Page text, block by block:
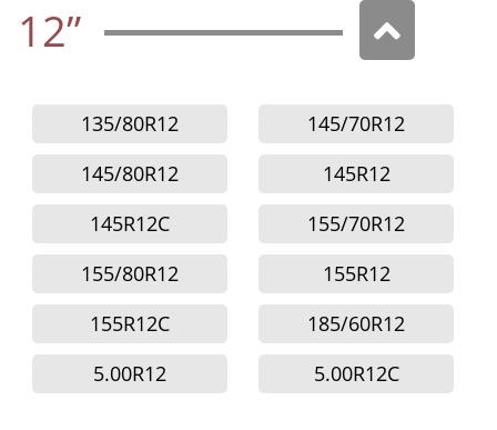
12”
135/80R12
145/70R12
145/80R12
145R12
145R12C
155/70R12
155/80R12
155R12
155R12C
185/60R12
5.00R12
5.00R12C